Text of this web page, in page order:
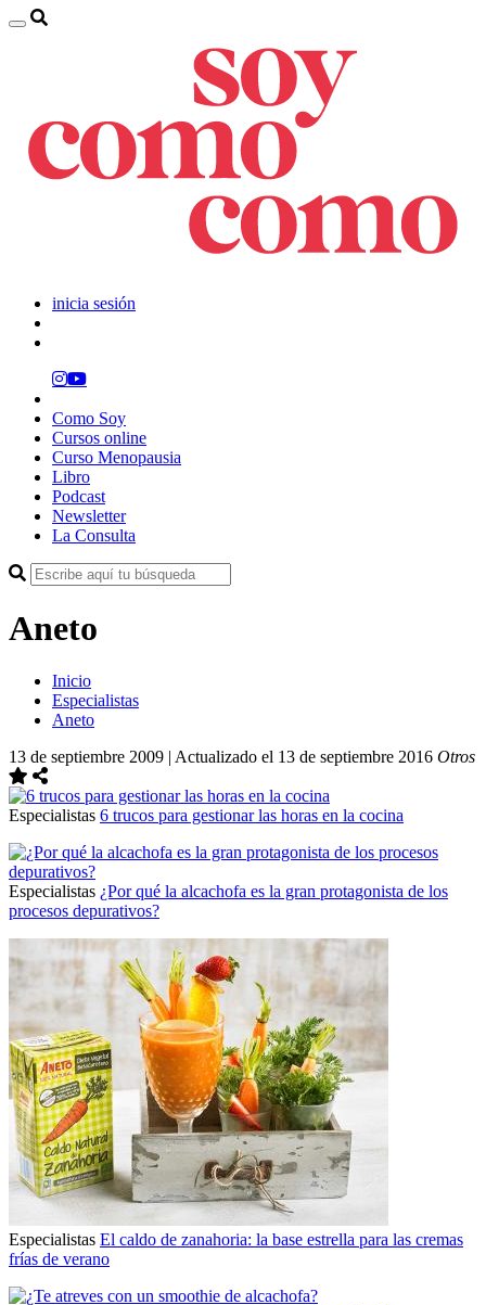
inicia sesión
Como Soy
Cursos online
Curso Menopausia
Libro
Podcast
Newsletter
La Consulta
Aneto
Inicio
Especialistas
Aneto
13 de septiembre 2009 | Actualizado el 13 de septiembre 2016 Otros
Especialistas 6 trucos para gestionar las horas en la cocina
Especialistas ¿Por qué la alcachofa es la gran protagonista de los
procesos depurativos?
Especialistas El caldo de zanahoria: la base estrella para las cremas
frías de verano